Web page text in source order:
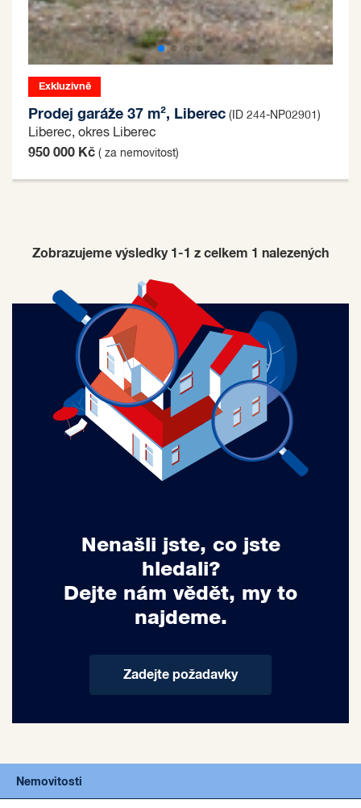
Exkluzivně
Prodej garáže 37 m², Liberec (ID 244-NP02901)
Liberec, okres Liberec
950 000 Kč ( za nemovitost)
Zobrazujeme výsledky 1-1 z celkem 1 nalezených
Nenašli jste, co jste
hledali?
Dejte nám vědět, my to
najdeme.
Zadejte požadavky
Nemovitosti